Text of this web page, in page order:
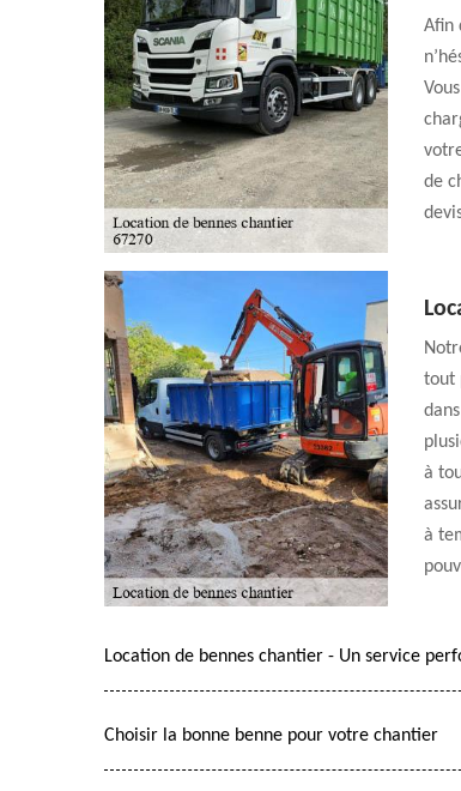
Afin
de
tout
à
à
Location de bennes chantier - Un service
Choisir la bonne benne pour votre chantier